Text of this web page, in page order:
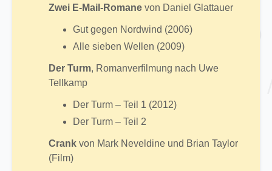
Zwei E-Mail-Romane von Daniel Glattauer
Gut gegen Nordwind (2006)
Alle sieben Wellen (2009)
Der Turm, Romanverfilmung nach Uwe
Tellkamp
Der Turm – Teil 1 (2012)
Der Turm – Teil 2
Crank von Mark Neveldine und Brian Taylor
(Film)